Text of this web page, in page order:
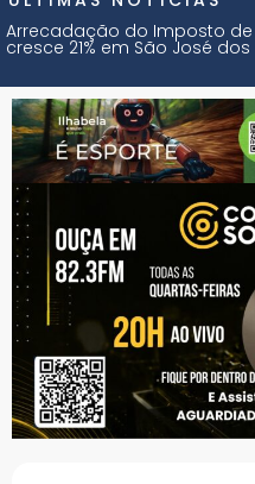
Arrecadação do Imposto de
cresce 21% em São José